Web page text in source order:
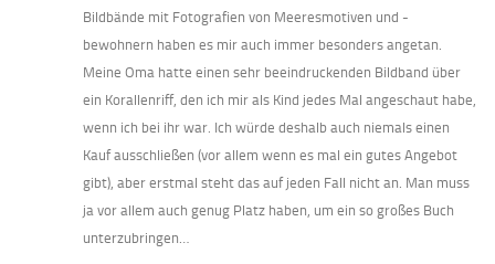
Bildbände mit Fotografien von Meeresmotiven und -
bewohnern haben es mir auch immer besonders angetan.
Meine Oma hatte einen sehr beeindruckenden Bildband über
ein Korallenriff, den ich mir als Kind jedes Mal angeschaut habe,
wenn ich bei ihr war. Ich würde deshalb auch niemals einen
Kauf ausschließen (vor allem wenn es mal ein gutes Angebot
gibt), aber erstmal steht das auf jeden Fall nicht an. Man muss
ja vor allem auch genug Platz haben, um ein so großes Buch
unterzubringen…